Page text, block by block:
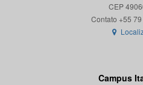
CEP
Campus